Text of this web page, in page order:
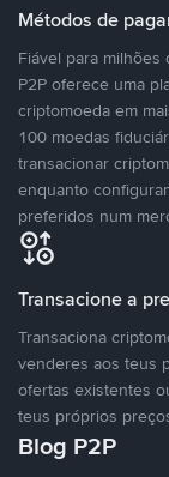
Métodos de
Fiável para
P2P oferece uma
criptomoeda em
100 moedas
transacionar
enquanto
preferidos num
Transacione a
Transaciona
venderes aos teus
ofertas existentes
teus próprios
Blog P2P